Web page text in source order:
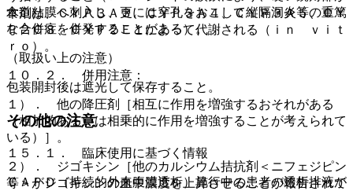
食道粘膜へ刺入し、更には穿孔をおこして縦隔洞炎等の重篤
な合併症を併発することがある）。
（取扱い上の注意）
包装開封後は遮光して保存すること。
その他の注意
１５．１． 臨床使用に基づく情報
ＣＡＰＤ（持続的外来腹膜透析）施行中の患者の透析排液が
本剤は、ＣＹＰ３Ａ３、ＣＹＰ３Ａ４、ＣＹＰ３Ａ５、ＣＹ
Ｐ２Ｃ８、ＣＹＰ２Ｅ１によって代謝される（ｉｎ ｖｉｔ
ｒｏ）。
１０．２． 併用注意：
１）． 他の降圧剤［相互に作用を増強するおそれがある
（相加的あるいは相乗的に作用を増強することが考えられて
いる）］。
２）． ジゴキシン［他のカルシウム拮抗剤＜ニフェジピン
等＞がジゴキシンの血中濃度を上昇させることが報告されて